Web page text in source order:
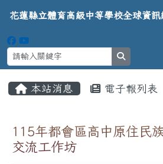
花蓮縣立體育高級中
導覽列
花蓮縣立體育高級中等學校全球資訊
本站消息 電子報列表
115年都會區高中原住民
交流工作坊